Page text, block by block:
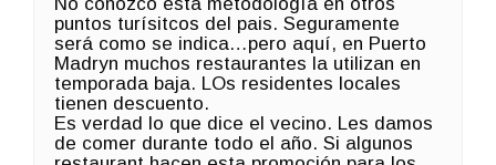
puntos turísitcos del pais. Seguramente
será como se indica…pero aquí, en Puerto
Madryn muchos restaurantes la utilizan en
temporada baja. LOs residentes locales
tienen descuento.
Es verdad lo que dice el vecino. Les damos
de comer durante todo el año. Si algunos